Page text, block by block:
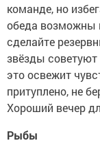
команде, но
обеда возможны
сделайте
звёзды
это освежит
притуплено, не
Хороший вечер
Рыбы